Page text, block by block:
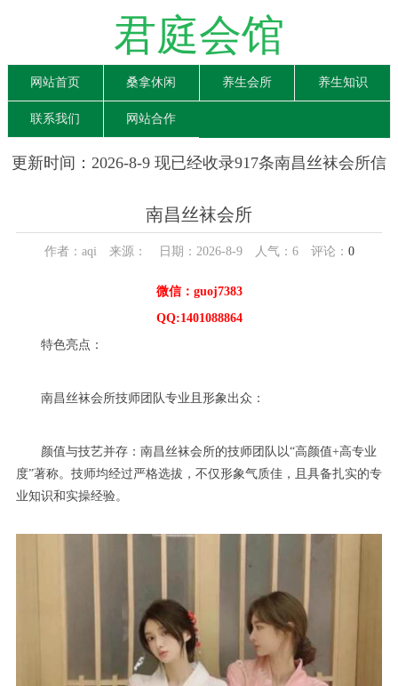
君庭会馆
网站首页 桑拿休闲 养生会所 养生知识
联系我们 网站合作
更新时间：2026-8-9 现已经收录917条南昌丝袜会所信
南昌丝袜会所
作者：aqi 来源： 日期：2026-8-9 人气： 6评论： 0
微信：guoj7383
QQ:1401088864
特色亮点：
南昌丝袜会所技师团队专业且形象出众：
颜值与技艺并存：南昌丝袜会所的技师团队以“高颜值+高专业
度”著称。技师均经过严格选拔，不仅形象气质佳，且具备扎实的专
业知识和实操经验。